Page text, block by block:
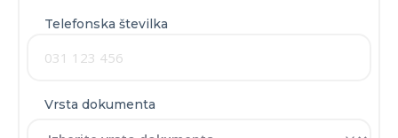
Telefonska številka
Vrsta dokumenta